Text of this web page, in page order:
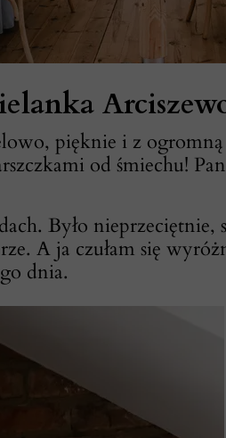
pięknie i z
od śmiechu!
Było
A ja czułam się
dnia.